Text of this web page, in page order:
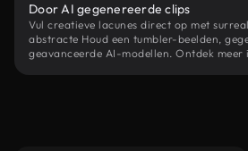
Door AI gegenereerde clips
Vul creatieve lacunes direct op met
abstracte Houd een tumbler-beelden,
geavanceerde AI-modellen. Ontdek meer